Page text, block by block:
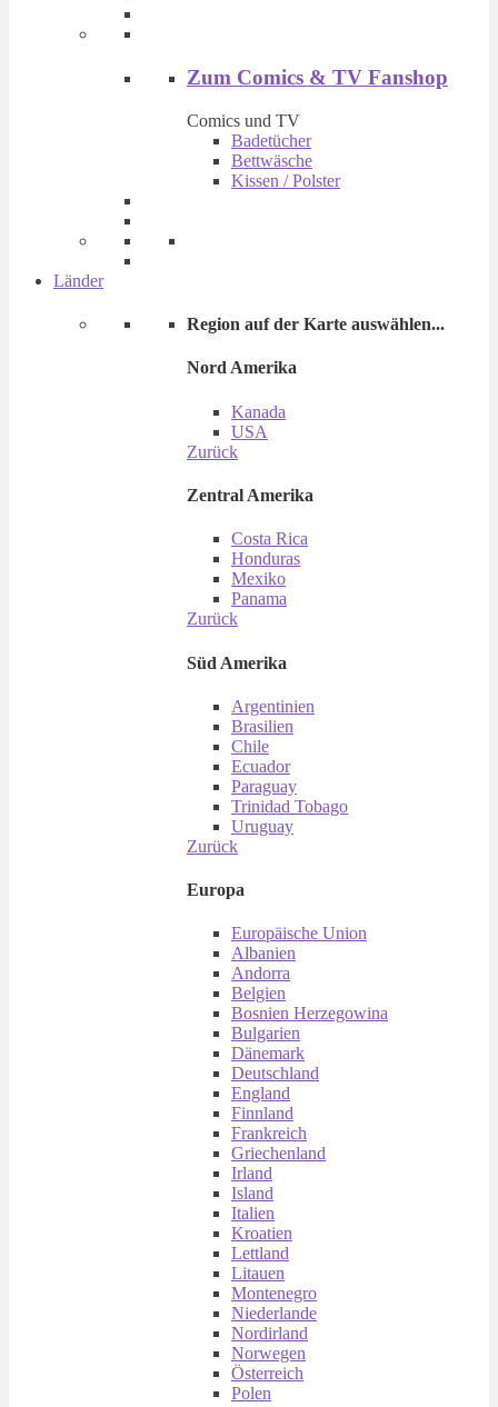
Zum Comics & TV Fanshop
Comics und TV
Badetücher
Bettwäsche
Kissen / Polster
Länder
Region auf der Karte auswählen...
Nord Amerika
Kanada
USA
Zurück
Zentral Amerika
Costa Rica
Honduras
Mexiko
Panama
Zurück
Süd Amerika
Argentinien
Brasilien
Chile
Ecuador
Paraguay
Trinidad Tobago
Uruguay
Zurück
Europa
Europäische Union
Albanien
Andorra
Belgien
Bosnien Herzegowina
Bulgarien
Dänemark
Deutschland
England
Finnland
Frankreich
Griechenland
Irland
Island
Italien
Kroatien
Lettland
Litauen
Montenegro
Niederlande
Nordirland
Norwegen
Österreich
Polen